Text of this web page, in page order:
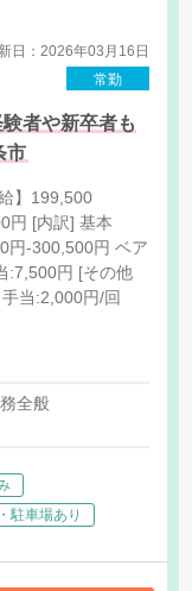
日：2026年03月16日
常勤
者や新卒者も
市
円 [内訳] 基本
円-300,500円 ベア
:7,500円 [その他
当:2,000円/回
全般
駐車場あり